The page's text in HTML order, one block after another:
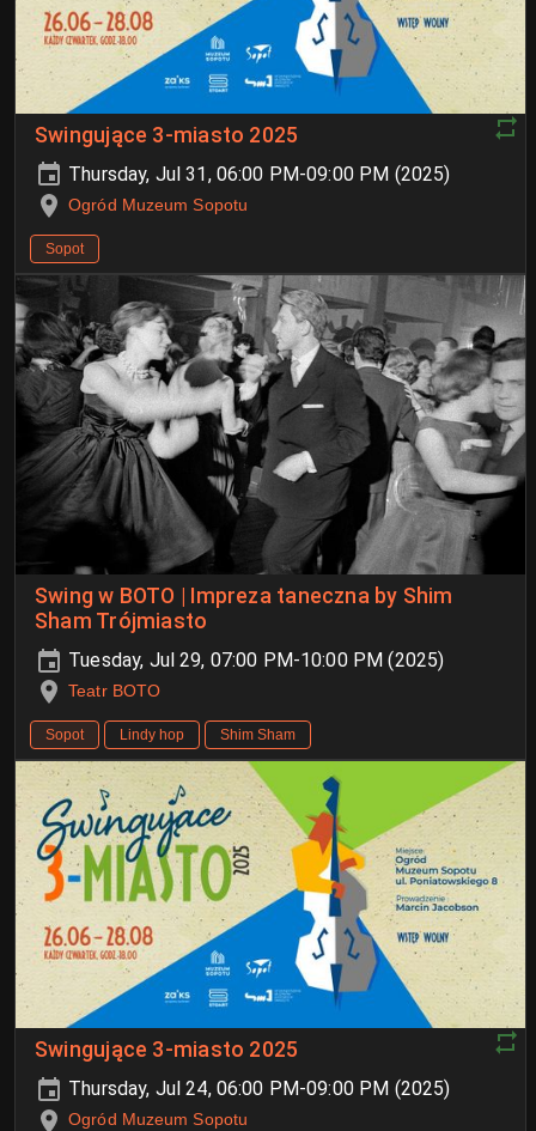
Swingujące 3-miasto 2025
Thursday, Jul 31, 06:00 PM-09:00 PM (2025)
Ogród Muzeum Sopotu
Sopot
Swing w BOTO | Impreza taneczna by Shim
Sham Trójmiasto
Tuesday, Jul 29, 07:00 PM-10:00 PM (2025)
Teatr BOTO
Sopot Lindy hop Shim Sham
Swingujące 3-miasto 2025
Thursday, Jul 24, 06:00 PM-09:00 PM (2025)
Ogród Muzeum Sopotu